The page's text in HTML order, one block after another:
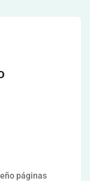
páginas